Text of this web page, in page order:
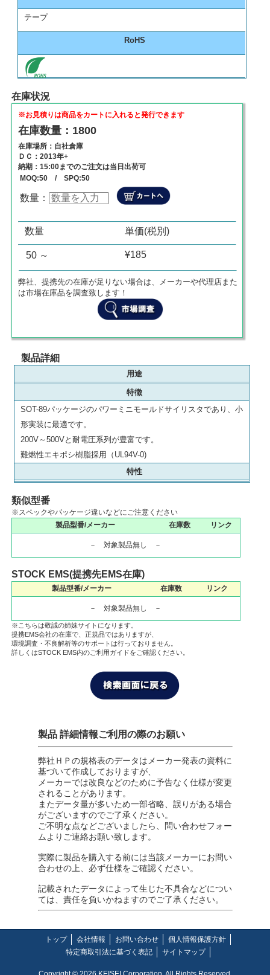
テープ
RoHS
在庫状況
※お見積りは商品をカートに入れると発行できます
在庫数量：1800
在庫場所：自社倉庫
ＤＣ：2013年+
納期：15:00までのご注文は当日出荷可
MOQ:50 / SPQ:50
数量：
0
数量 単価(税別)
50 ～ ¥185
弊社、提携先の在庫が足りない場合は、メーカーや代理店また
は市場在庫品を調査致します！
製品詳細
用途
特徴
SOT-89パッケージのパワーミニモールドサイリスタであり、小
形実装に最適です。
200V～500Vと耐電圧系列が豊富です。
難燃性エキポシ樹脂採用（UL94V-0)
特性
類似型番
※スペックやパッケージ違いなどにご注意ください
製品型番/メーカー
在庫数 リンク
－ 対象製品無し －
STOCK EMS(提携先EMS在庫)
製品型番/メーカー 在庫数 リンク
－ 対象製品無し －
※こちらは敬誠の姉妹サイトになります。
提携EMS会社の在庫で、正規品ではありますが、
環境調査・不良解析等のサポートは行っておりません。
詳しくはSTOCK EMS内のご利用ガイドをご確認ください。
製品 詳細情報ご利用の際のお願い
弊社ＨＰの規格表のデータはメーカー発表の資料に
基づいて作成しておりますが、
メーカーでは改良などのために予告なく仕様が変更
されることがあります。
またデータ量が多いため一部省略、誤りがある場合
がございますのでご了承ください。
ご不明な点などございましたら、問い合わせフォー
ムよりご連絡お願い致します。
実際に製品を購入する前には当該メーカーにお問い
合わせの上、必ず仕様をご確認ください。
記載されたデータによって生じた不具合などについ
ては、責任を負いかねますのでご了承ください。
トップ 会社情報 お問い合わせ
個人情報保護方針
特定商取引法に基づく表記
サイトマップ